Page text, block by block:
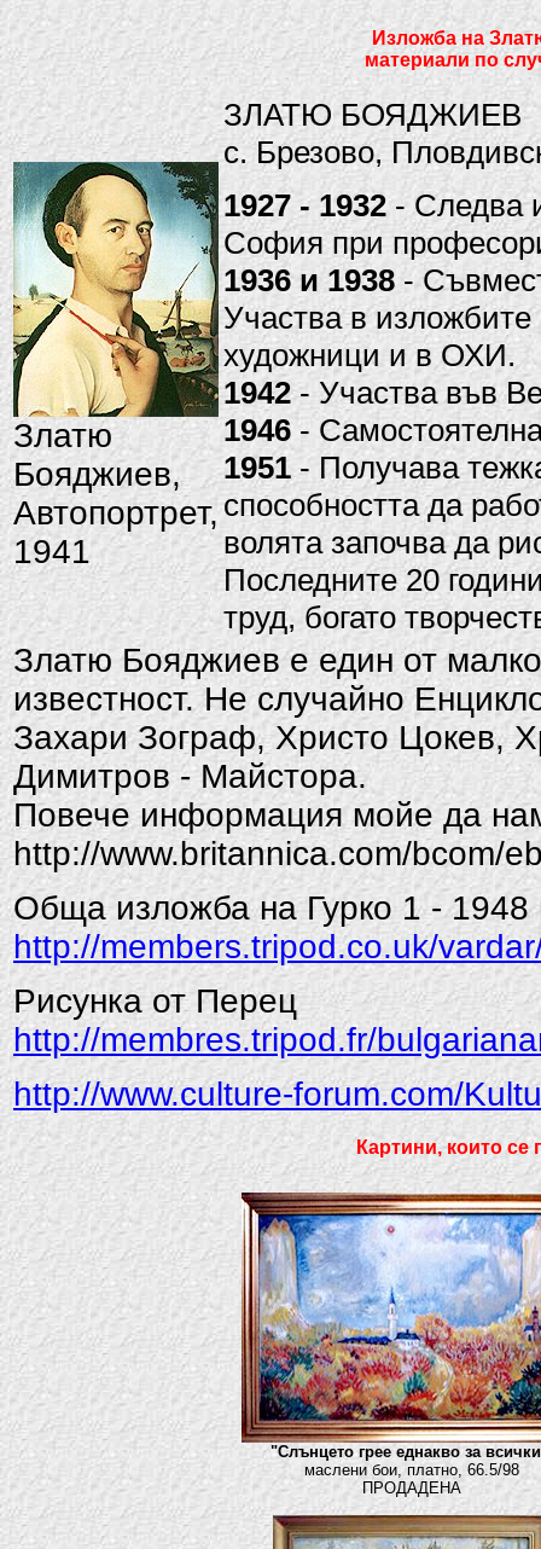
Изложба на
материали по
Златю
Бояджиев,
Автопортрет,
1941
ЗЛАТЮ БОЯДЖИЕВ
с. Брезово,
1927 - 1932- Следва
София при
1936 и 1938 -
Участва в
художници и в ОХИ.
1942- Участва във
1946-
1951 - Получава
способността да
волята започва да
Последните 20
труд, богато
Златю Бояджиев е един от
известност. Не случайно
Захари Зограф, Христо Цокев,
Димитров - Майстора.
Повече информация мойе да
http://www.britannica.com/bcom/
Обща изложба на Гурко 1 - 1948
http://members.tripod.co.uk/
Рисунка от Перец
http://membres.tripod.fr/
http://www.culture-forum.com/
Картини, които се
"Слънцето грее еднакво за
маслени бои, платно, 66.5/98
ПРОДАДЕНА